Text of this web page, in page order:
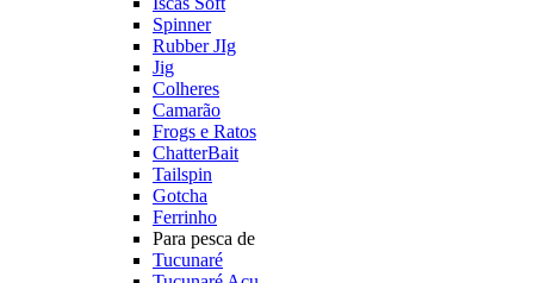
Spinner
Rubber JIg
Jig
Colheres
Camarão
Frogs e Ratos
ChatterBait
Tailspin
Gotcha
Ferrinho
Para pesca de
Tucunaré